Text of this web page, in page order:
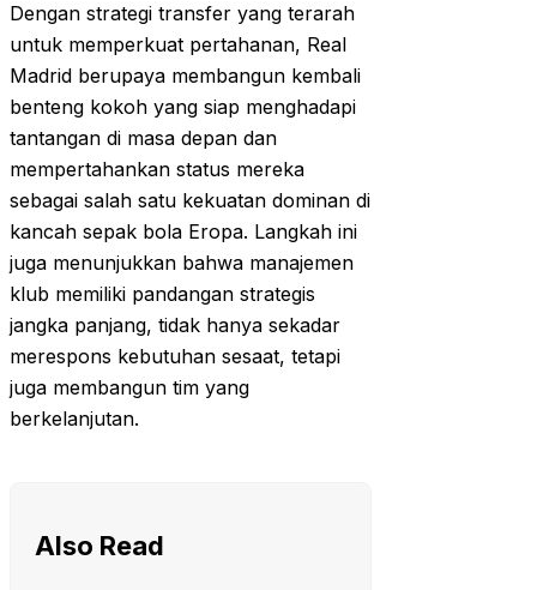
Dengan strategi transfer yang terarah
untuk memperkuat pertahanan, Real
Madrid berupaya membangun kembali
benteng kokoh yang siap menghadapi
tantangan di masa depan dan
mempertahankan status mereka
sebagai salah satu kekuatan dominan di
kancah sepak bola Eropa. Langkah ini
juga menunjukkan bahwa manajemen
klub memiliki pandangan strategis
jangka panjang, tidak hanya sekadar
merespons kebutuhan sesaat, tetapi
juga membangun tim yang
berkelanjutan.
Also Read